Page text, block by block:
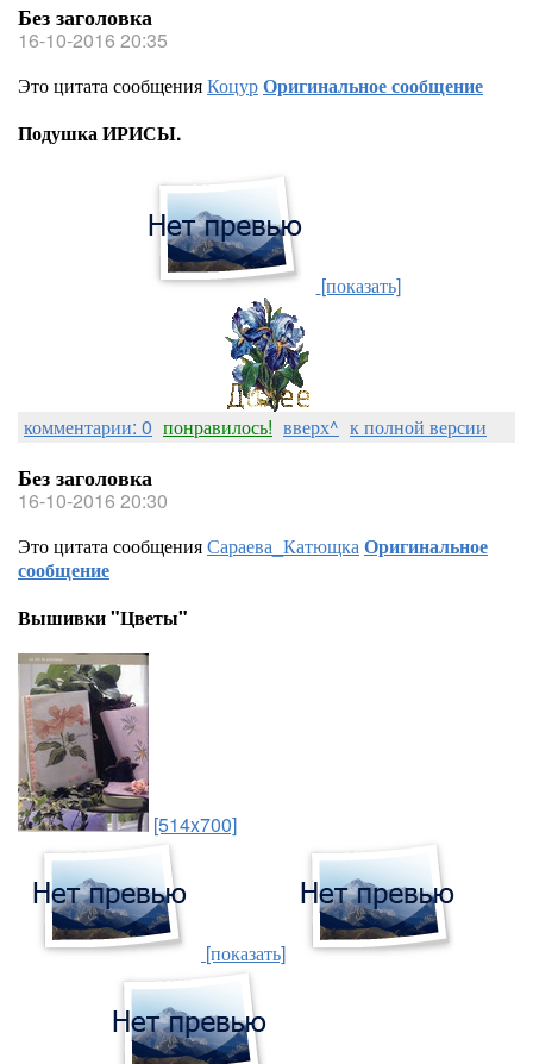
Без заголовка
16-10-2016 20:35
Это цитата сообщенияКоцурОригинальное сообщение
Подушка ИРИСЫ.
[показать]
комментарии: 0 понравилось! вверх^ к полной версии
Без заголовка
16-10-2016 20:30
Это цитата сообщенияСараева_КатющкаОригинальное
сообщение
Вышивки "Цветы"
[514x700]
[показать]